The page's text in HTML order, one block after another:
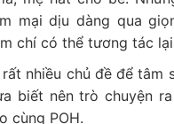
mại dịu dàng qua
chí có thể tương tác
rất nhiều chủ đề để tâm
biết nên trò chuyện
cùng POH.